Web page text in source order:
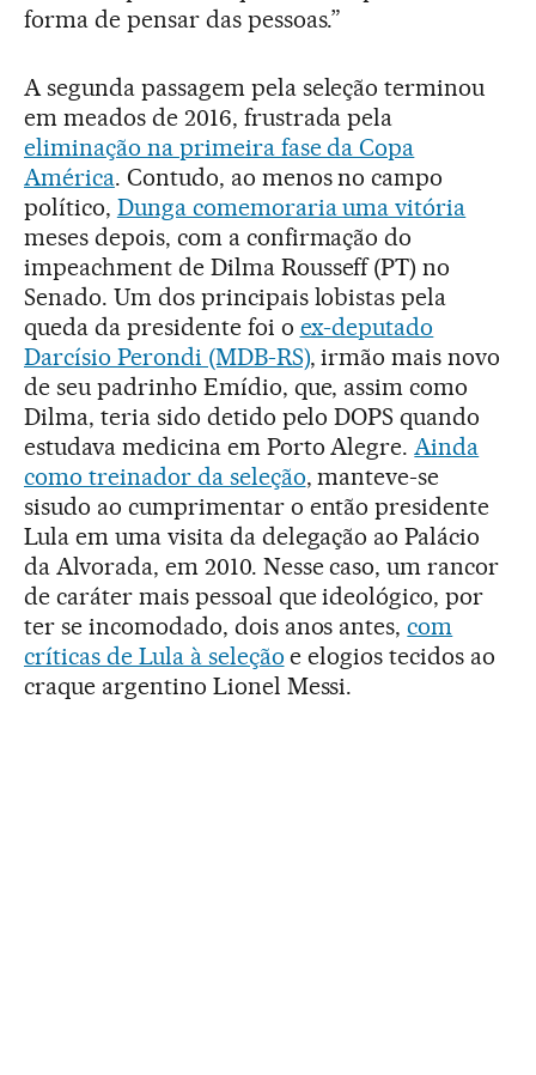
forma de pensar das pessoas.”
A segunda passagem pela seleção terminou
em meados de 2016, frustrada pela
eliminação na primeira fase da Copa
América. Contudo, ao menos no campo
político, Dunga comemoraria uma vitória
meses depois, com a confirmação do
impeachment de Dilma Rousseff (PT) no
Senado. Um dos principais lobistas pela
queda da presidente foi o ex-deputado
Darcísio Perondi (MDB-RS), irmão mais novo
de seu padrinho Emídio, que, assim como
Dilma, teria sido detido pelo DOPS quando
estudava medicina em Porto Alegre. Ainda
como treinador da seleção, manteve-se
sisudo ao cumprimentar o então presidente
Lula em uma visita da delegação ao Palácio
da Alvorada, em 2010. Nesse caso, um rancor
de caráter mais pessoal que ideológico, por
ter se incomodado, dois anos antes,com
críticas de Lula à seleção e elogios tecidos ao
craque argentino Lionel Messi.